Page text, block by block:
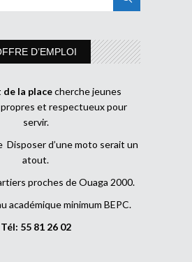
D’EMPLOI
la placecherche jeunes
et respectueux pour
servir.
Disposer d’une moto serait un
atout.
proches de Ouaga 2000.
académique minimum BEPC.
Tél: 55 81 26 02